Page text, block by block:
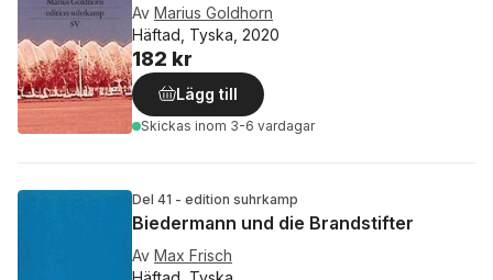
Av Marius Goldhorn
Häftad, Tyska, 2020
182 kr
Lägg till
Skickas inom 3-6 vardagar
Del 41 - edition suhrkamp
Biedermann und die Brandstifter
Av Max Frisch